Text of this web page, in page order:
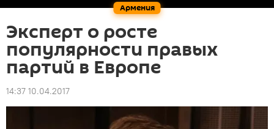
Армения
Эксперт о росте
популярности правых
партий в Европе
14:37 10.04.2017